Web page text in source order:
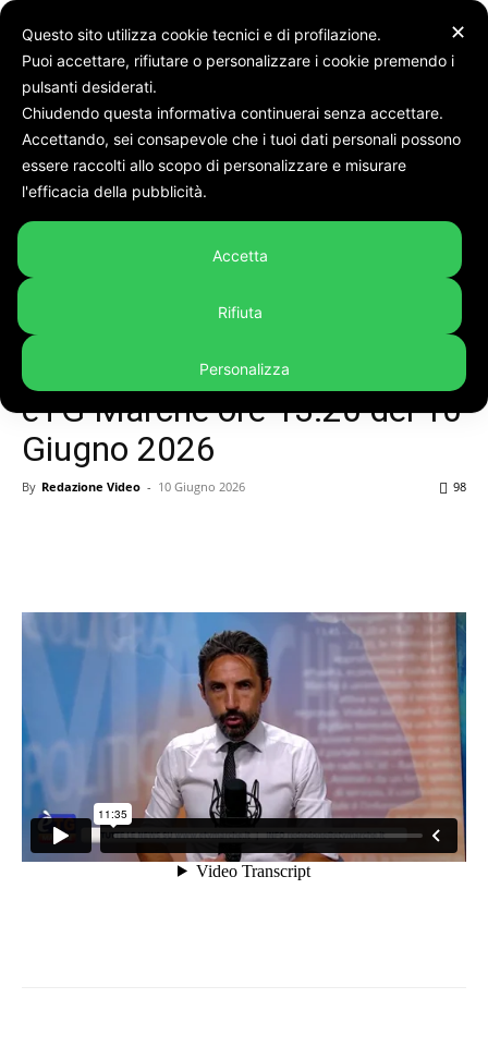
Home èTg Marche video
èTG Marche ore 13:20 del 10
Giugno 2026
By Redazione Video - 10 Giugno 2026 98
✕
Questo sito utilizza cookie tecnici e di profilazione.
Puoi accettare, rifiutare o personalizzare i cookie premendo i
pulsanti desiderati.
Chiudendo questa informativa continuerai senza accettare.
Accettando, sei consapevole che i tuoi dati personali possono
essere raccolti allo scopo di personalizzare e misurare
l'efficacia della pubblicità.
Accetta
Rifiuta
Personalizza